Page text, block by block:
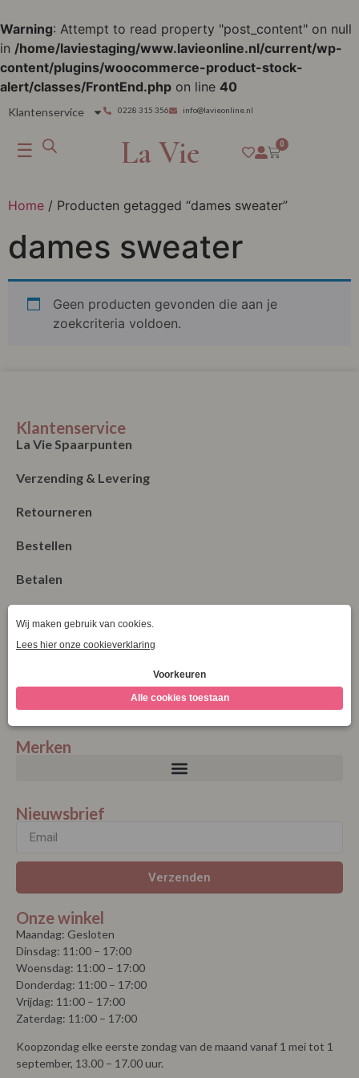
Warning: Attempt to read property "post_content" on null
in /home/laviestaging/www.lavieonline.nl/current/wp-
content/plugins/woocommerce-product-stock-
alert/classes/FrontEnd.php on line 40
Klantenservice 0228 315 356 info@lavieonline.nl
☰ La Vie 0
Home / Producten getagged “dames sweater”
dames sweater
Geen producten gevonden die aan je
zoekcriteria voldoen.
Klantenservice
La Vie Spaarpunten
Verzending & Levering
Retourneren
Bestellen
Betalen
Garantie en klachten
Blog
Merken
Nieuwsbrief
Verzenden
Onze winkel
Maandag: Gesloten
Dinsdag: 11:00 – 17:00
Woensdag: 11:00 – 17:00
Donderdag: 11:00 – 17:00
Vrijdag: 11:00 – 17:00
Zaterdag: 11:00 – 17:00
Koopzondag elke eerste zondag van de maand vanaf 1 mei tot 1
september, 13.00 – 17.00 uur.